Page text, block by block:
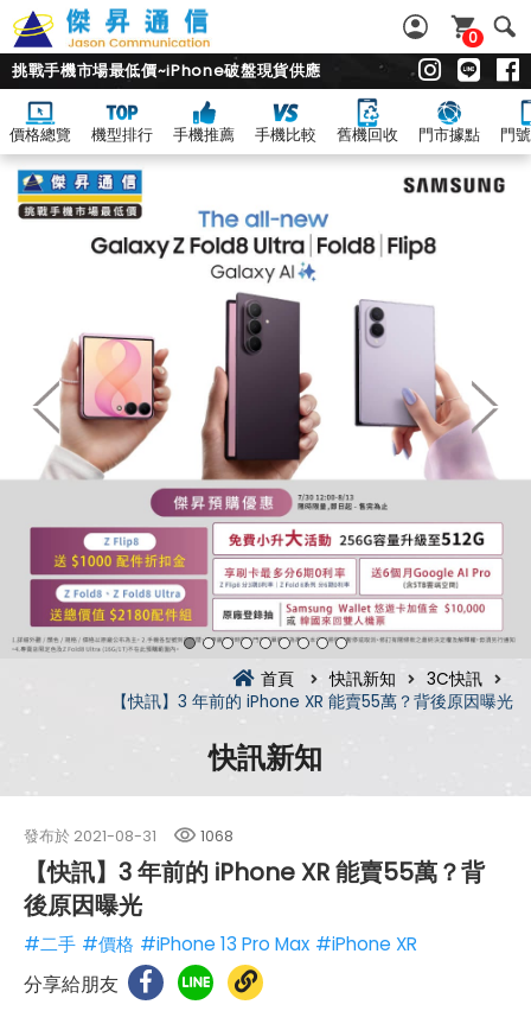
0
挑戰手機市場最低價~iPhone破盤現貨供應
價格總覽 機型排行 手機推薦 手機比較 舊機回收 門市據點 門
首頁 快訊新知
3C快訊
【快訊】3 年前的 iPhone XR 能賣55萬？背後原因曝光
快訊新知
發布於 2021-08-31 1068
【快訊】3 年前的 iPhone XR 能賣55萬？背
後原因曝光
#二手 #價格 #iPhone 13 Pro Max #iPhone XR
分享給朋友